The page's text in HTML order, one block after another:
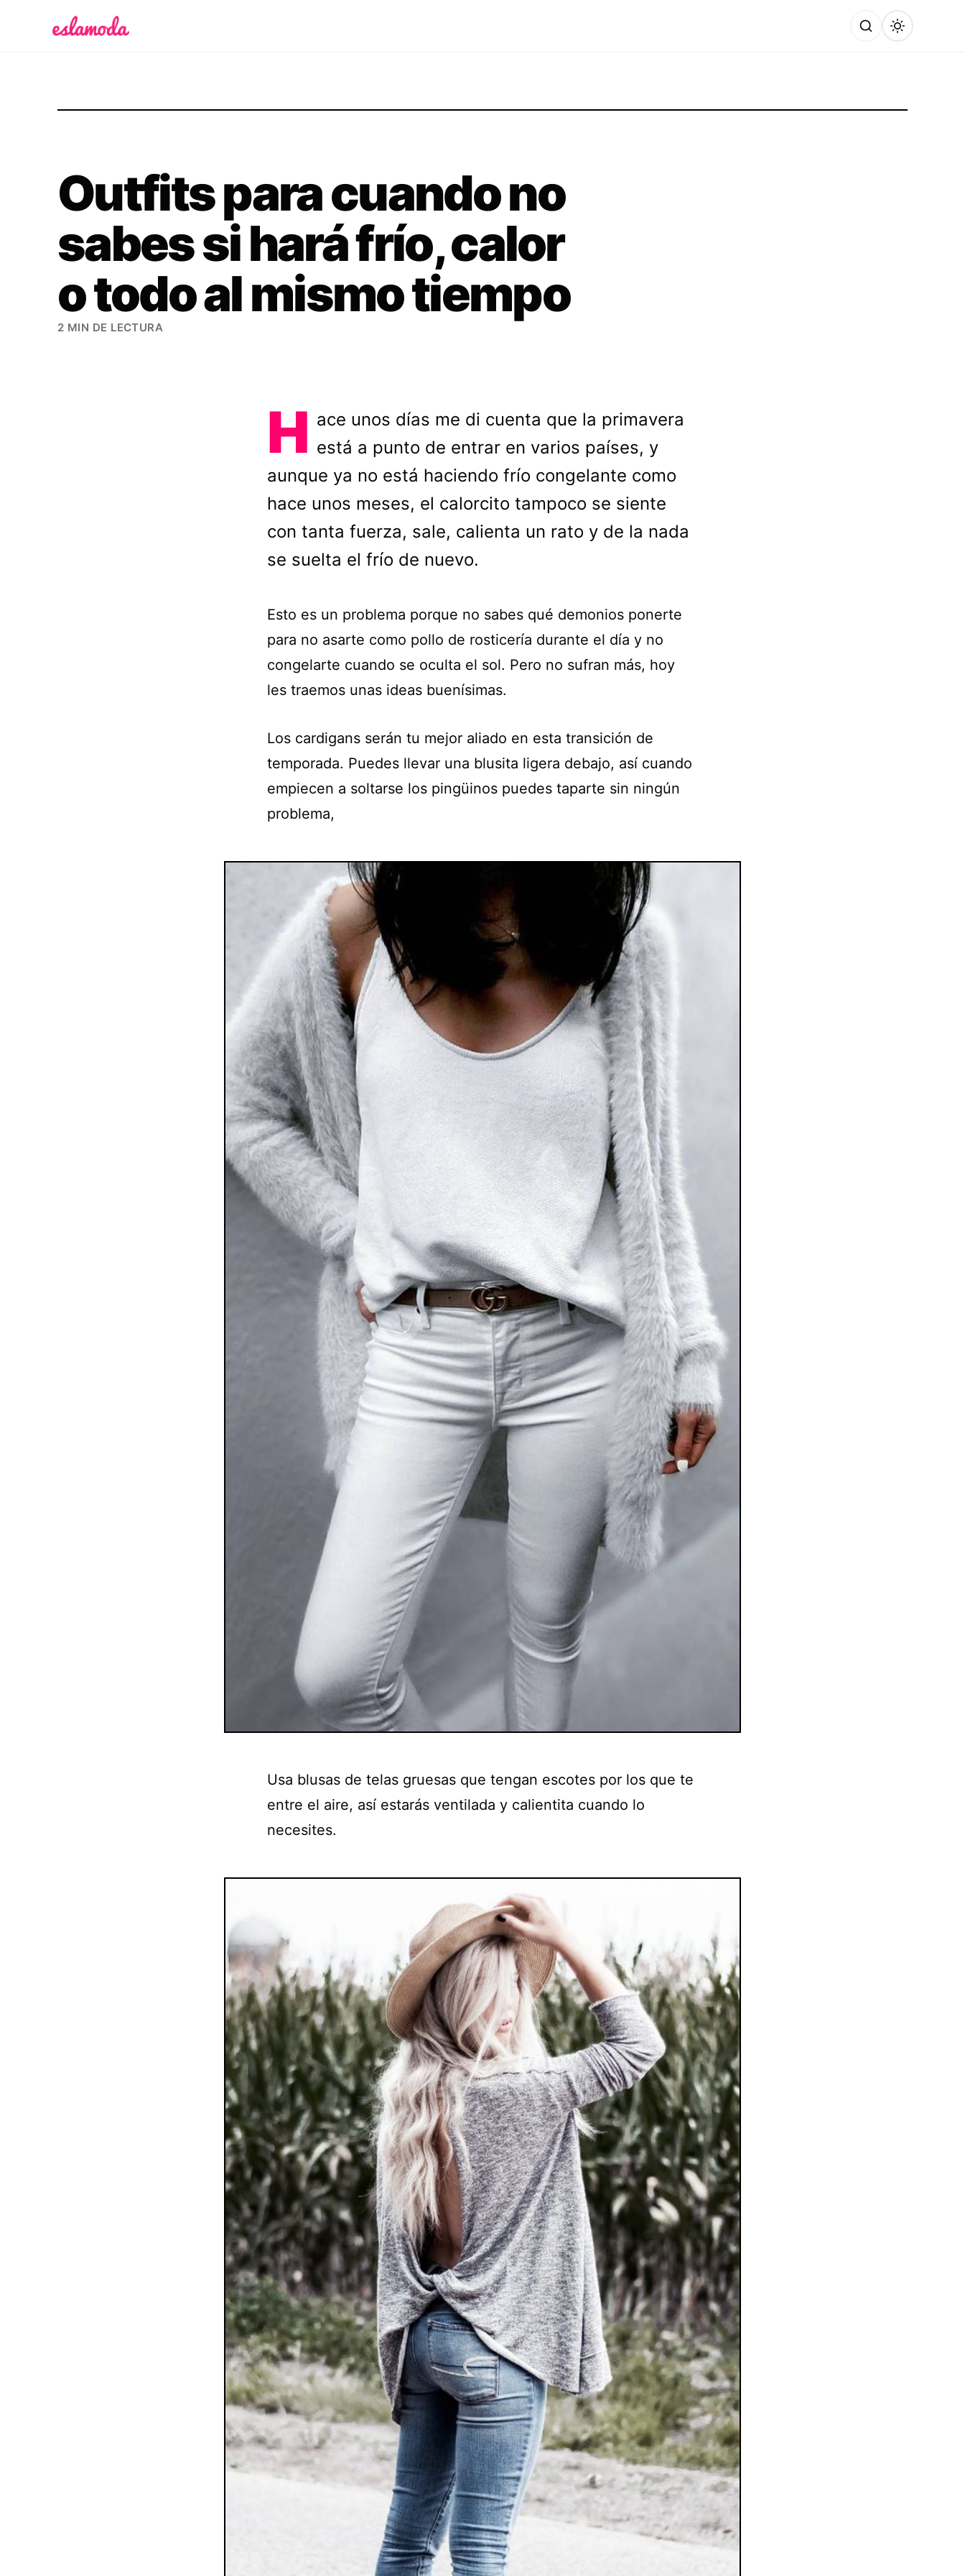
Outfits para cuando no
sabes si hará frío, calor
o todo al mismo tiempo
2 MIN DE LECTURA
H ace unos días me di cuenta que la primavera
está a punto de entrar en varios países, y
aunque ya no está haciendo frío congelante como
hace unos meses, el calorcito tampoco se siente
con tanta fuerza, sale, calienta un rato y de la nada
se suelta el frío de nuevo.
Esto es un problema porque no sabes qué demonios ponerte
para no asarte como pollo de rosticería durante el día y no
congelarte cuando se oculta el sol. Pero no sufran más, hoy
les traemos unas ideas buenísimas.
Los cardigans serán tu mejor aliado en esta transición de
temporada. Puedes llevar una blusita ligera debajo, así cuando
empiecen a soltarse los pingüinos puedes taparte sin ningún
problema,
Usa blusas de telas gruesas que tengan escotes por los que te
entre el aire, así estarás ventilada y calientita cuando lo
necesites.